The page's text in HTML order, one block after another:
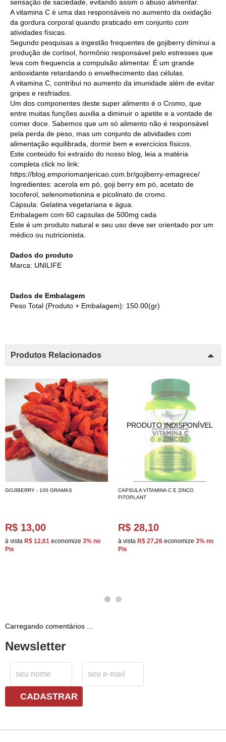
sensação de saciedade, evitando assim o abuso alimentar.
A vitamina C é uma das responsáveis no aumento da oxidação
da gordura corporal quando praticado em conjunto com
atividades físicas.
Segundo pesquisas a ingestão frequentes de gojiberry diminui a
produção de cortisol, hormônio responsável pelo estresses que
leva com frequencia a compulsão alimentar. É um grande
antioxidante retardando o envelhecimento das células.
A vitamina C, contribui no aumento da imunidade além de evitar
gripes e resfriados.
Um dos componentes deste super alimento é o Cromo, que
entre muitas funções auxilia a diminuir o apetite e a vontade de
comer doce. Sabemos que um só alimento não é responsável
pela perda de peso, mas um conjunto de atividades com
alimentação equilibrada, dormir bem e exercícios físicos.
Este conteúdo foi extraído do nosso blog, leia a matéria
completa click no link:
https://blog.emporiomanjericao.com.br/gojiberry-emagrece/
Ingredientes: acerola em pó, goji berry em pó, acetato de
tocoferol, selenometionina e picolinato de cromo.
Cápsula: Gelatina vegetariana e água.
Embalagem com 60 capsulas de 500mg cada
Este é um produto natural e seu uso deve ser orientado por um
médico ou nutricionista.
Dados do produto
Marca: UNILIFE
Dados de Embalagem
Peso Total (Produto + Embalagem): 150.00(gr)
Produtos Relacionados
GOJIBERRY - 100 GRAMAS
R$ 13,00
à vista R$ 12,61 economize 3% no
Pix
CAPSULA VITAMINA C E ZINCO
FITOPLANT
R$ 28,10
à vista R$ 27,26 economize 3% no
Pix
Carregando comentários ...
Newsletter
CADASTRAR